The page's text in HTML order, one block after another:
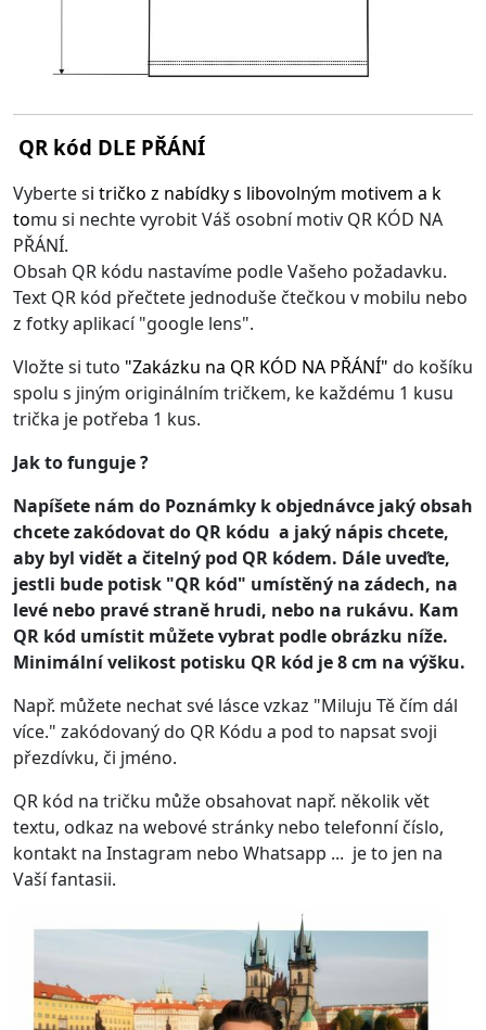
QR kód DLE PŘÁNÍ
Vyberte si tričko z nabídky s libovolným motivem a k
tomu si nechte vyrobit Váš osobní motiv QR KÓD NA
PŘÁNÍ.
Obsah QR kódu nastavíme podle Vašeho požadavku.
Text QR kód přečtete jednoduše čtečkou v mobilu nebo
z fotky aplikací "google lens".
Vložte si tuto "Zakázku na QR KÓD NA PŘÁNÍ" do košíku
spolu s jiným originálním tričkem, ke každému 1 kusu
trička je potřeba 1 kus.
Jak to funguje ?
Napíšete nám do Poznámky k objednávce jaký obsah
chcete zakódovat do QR kódu a jaký nápis chcete,
aby byl vidět a čitelný pod QR kódem. Dále uveďte,
jestli bude potisk "QR kód" umístěný na zádech, na
levé nebo pravé straně hrudi, nebo na rukávu. Kam
QR kód umístit můžete vybrat podle obrázku níže.
Minimální velikost potisku QR kód je 8 cm na výšku.
Např. můžete nechat své lásce vzkaz "Miluju Tě čím dál
více." zakódovaný do QR Kódu a pod to napsat svoji
přezdívku, či jméno.
QR kód na tričku může obsahovat např. několik vět
textu, odkaz na webové stránky nebo telefonní číslo,
kontakt na Instagram nebo Whatsapp ... je to jen na
Vaší fantasii.